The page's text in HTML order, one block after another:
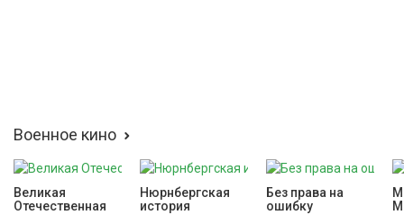
Военное кино
Великая
Отечественная
Нюрнбергская
история
Без права на
ошибку